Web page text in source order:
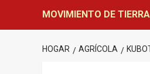
MOVIMIENTO DE
HOGAR AGRÍCOLA